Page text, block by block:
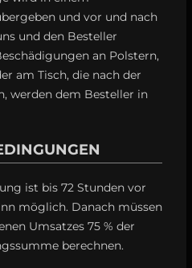
und vor und nach
und den Besteller
an Polstern,
am Tisch, die nach der
werden dem Besteller in
ist bis 72 Stunden vor
möglich. Danach müssen
Umsatzes 75 % der
berechnen.